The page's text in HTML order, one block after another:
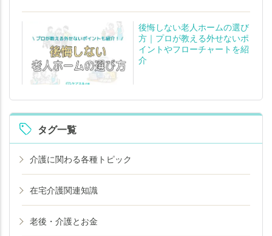
後悔しない老人ホームの選び
方｜プロが教える外せないポ
イントやフローチャートを紹
介
タグ一覧
介護に関わる各種トピック
在宅介護関連知識
老後・介護とお金